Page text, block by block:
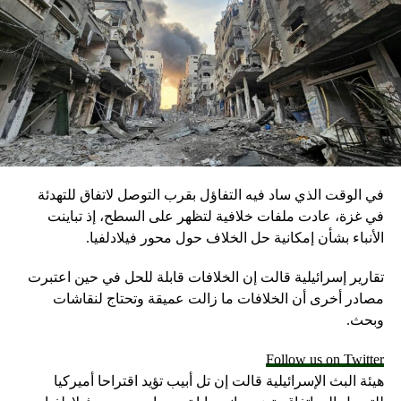
RELATED TOPICS:
UP
جنرال أمريكي ضغط على السعودية لإجراء
شفاف بـ”حادثة صعدة”
DON'T MISS
رأي.. كامليا انتخابي فرد تكتب: تركيا قد تحصل على فدية
من الغرب
في الوقت الذي ساد فيه التفاؤل بقرب التوصل لاتفاق للتهدئة
في غزة، عادت ملفات خلافية لتظهر على السطح، إذ تباينت
الأنباء بشأن إمكانية حل الخلاف حول محور فيلادلفيا.
تقارير إسرائيلية قالت إن الخلافات قابلة للحل في حين اعتبرت
مصادر أخرى أن الخلافات ما زالت عميقة وتحتاج لنقاشات
وبحث.
Follow us on Twitter
هيئة البث الإسرائيلية قالت إن تل أبيب تؤيد اقتراحا أميركيا